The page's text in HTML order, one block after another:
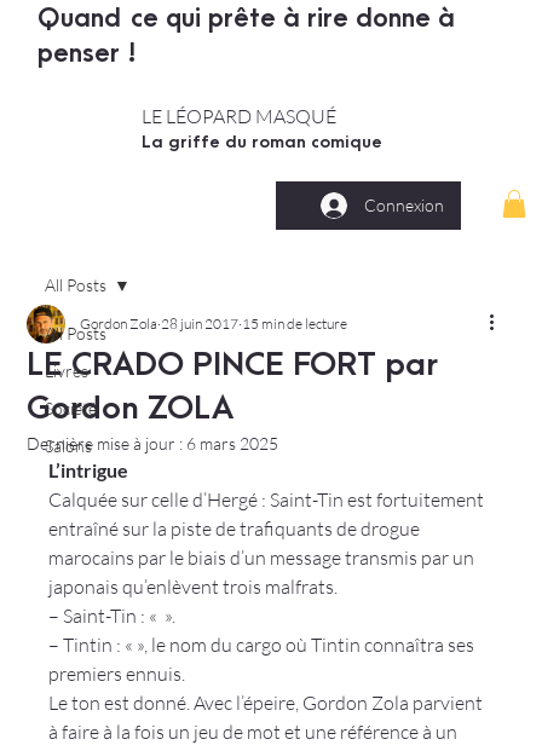
Quand ce qui prête à rire donne à
penser !
LE LÉOPARD MASQUÉ
La griffe du roman comique
Connexion
All Posts
Livres
Société
Salons
All Posts
LE CRADO PINCE FORT par
Gordon ZOLA
Gordon Zola 28 juin 2017 15 min de lecture
Dernière mise à jour : 6 mars 2025
L’intrigue
Calquée sur celle d’Hergé : Saint-Tin est fortuitement
entraîné sur la piste de trafiquants de drogue
marocains par le biais d’un message transmis par un
japonais qu’enlèvent trois malfrats.
– Saint-Tin : « ».
– Tintin : « », le nom du cargo où Tintin connaîtra ses
premiers ennuis.
Le ton est donné. Avec l’épeire, Gordon Zola parvient
à faire à la fois un jeu de mot et une référence à un